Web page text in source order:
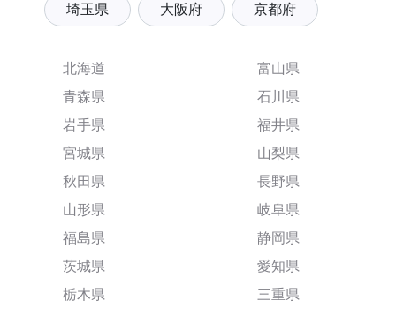
埼玉県 大阪府 京都府
北海道
青森県
岩手県
宮城県
秋田県
山形県
福島県
茨城県
栃木県
富山県
石川県
福井県
山梨県
長野県
岐阜県
静岡県
愛知県
三重県